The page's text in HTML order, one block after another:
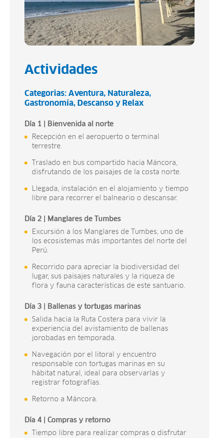
Actividades
Categorias: Aventura
Naturaleza
Gastronomía
Descanso y Relax
Día 1 | Bienvenida al norte
Recepción en el aeropuerto o terminal
terrestre.
Traslado en bus compartido hacia Máncora,
disfrutando de los paisajes de la costa norte.
Llegada, instalación en el alojamiento y tiempo
libre para recorrer el balneario o descansar.
Día 2 | Manglares de Tumbes
Excursión a los Manglares de Tumbes, uno de
los ecosistemas más importantes del norte del
Perú.
Recorrido para apreciar la biodiversidad del
lugar, sus paisajes naturales y la riqueza de
flora y fauna características de este santuario.
Día 3 | Ballenas y tortugas marinas
Salida hacia la Ruta Costera para vivir la
experiencia del avistamiento de ballenas
jorobadas en temporada.
Navegación por el litoral y encuentro
responsable con tortugas marinas en su
hábitat natural, ideal para observarlas y
registrar fotografías.
Retorno a Máncora.
Día 4 | Compras y retorno
Tiempo libre para realizar compras o disfrutar